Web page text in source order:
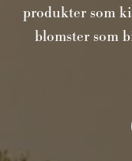
produkter som
blomster som